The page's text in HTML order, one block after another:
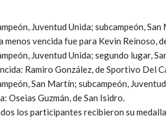
Juventud Unida; subcampeón,
menos vencida fue para Kevin Reinoso,
Juventud Unida; segundo lugar,
Ramiro González, de Sportivo Del
San Martín; subcampeón,
Oseias Guzmán, de San Isidro.
los participantes recibieron su